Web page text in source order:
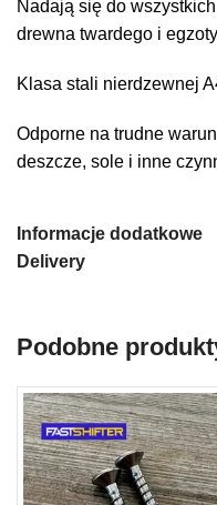
Nadają się do
drewna twardego i
Klasa stali nierdzewnej
Odporne na trudne
deszcze, sole i inne
Informacje dodatkowe
Delivery
Podobne